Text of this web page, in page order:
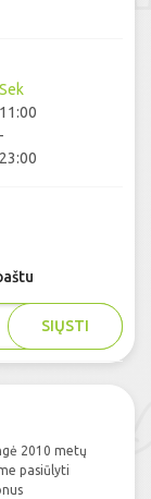
Sek
11:00
-
23:00
SIŲSTI
2010 metų
pasiūlyti